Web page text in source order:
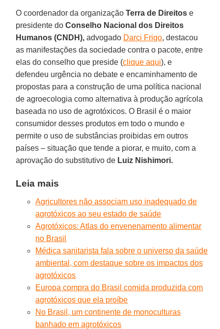
O coordenador da organizaçãoTerra de Direitos e
presidente doConselho Nacional dos Direitos
Humanos (CNDH), advogado Darci Frigo, destacou
as manifestações da sociedade contra o pacote, entre
elas do conselho que preside (clique aqui), e
defendeu urgência no debate e encaminhamento de
propostas para a construção de uma política nacional
de agroecologia como alternativa à produção agrícola
baseada no uso de agrotóxicos. O Brasil é o maior
consumidor desses produtos em todo o mundo e
permite o uso de substâncias proibidas em outros
países – situação que tende a piorar, e muito, com a
aprovação do substitutivo de Luiz Nishimori.
Leia mais
Agricultores não associam uso inadequado de
agrotóxicos ao seu estado de saúde
Agrotóxicos: Atlas do envenenamento alimentar
no Brasil
Médica sanitarista fala sobre o universo da saúde
ambiental, com destaque sobre os impactos dos
agrotóxicos
Europa compra do Brasil comida produzida com
agrotóxicos que ela proíbe
No Brasil, um continente de monoculturas
banhado em agrotóxicos